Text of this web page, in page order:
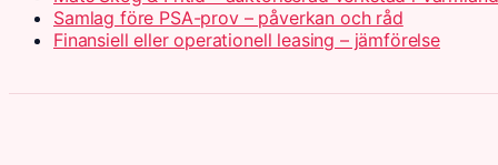
Samlag före PSA-prov – påverkan och råd
Finansiell eller operationell leasing – jämförelse